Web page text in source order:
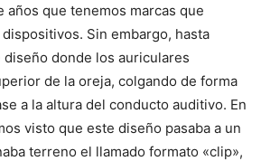
años que tenemos marcas que
Sin embargo, hasta
diseño donde los auriculares
de la oreja, colgando de forma
a la altura del conducto auditivo. En
visto que este diseño pasaba a un
terreno el llamado formato «clip»,